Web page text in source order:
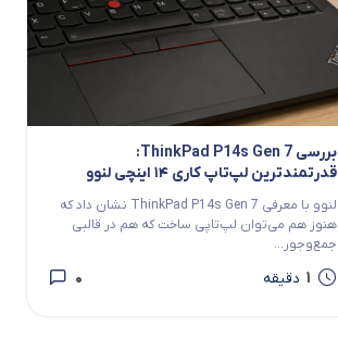
بررسی ThinkPad P14s Gen 7:
قدرتمندترین لپ‌تاپ کاری ۱۴ اینچی لنوو
لنوو با معرفی ThinkPad P14s Gen 7 نشان داد که
هنوز هم می‌توان لپ‌تاپی ساخت که هم در قالبی
جمع‌وجور...
1 دقیقه 0